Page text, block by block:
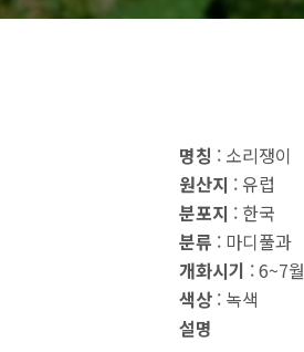
명칭 : 소리쟁이
원산지 : 유럽
분포지 : 한국
분류 : 마디풀과
개화시기 : 6~7월
색상 : 녹색
설명